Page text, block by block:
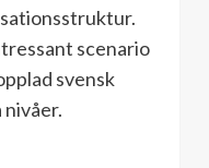
scenario
svensk
nivåer.